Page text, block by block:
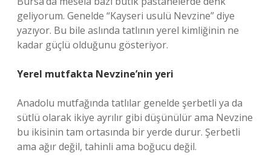
geliyorum. Genelde “Kayseri usulü Nevzine” diye
yazıyor. Bu bile aslında tatlının yerel kimliğinin ne
kadar güçlü olduğunu gösteriyor.
Yerel mutfakta Nevzine’nin yeri
Anadolu mutfağında tatlılar genelde şerbetli ya da
sütlü olarak ikiye ayrılır gibi düşünülür ama Nevzine
bu ikisinin tam ortasında bir yerde durur. Şerbetli
ama ağır değil, tahinli ama boğucu değil.